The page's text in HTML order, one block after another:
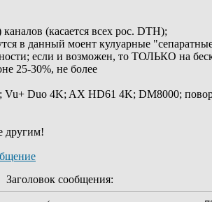
(касается всех рос. DTH);
в данный моент кулуарные
если и возможен, то ТОЛЬКО на
25-30%, не более
Duo 4K; AX HD61 4K; DM8000;
другим!
Заголовок сообщения: